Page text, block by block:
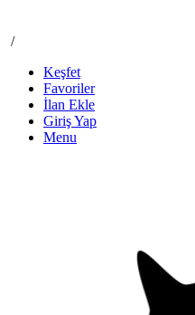
/
Keşfet
Favoriler
İlan Ekle
Giriş Yap
Menu